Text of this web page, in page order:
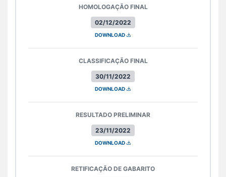
02/12/2022
HOMOLOGAÇÃO FINAL
DOWNLOAD
30/11/2022
CLASSIFICAÇÃO FINAL
DOWNLOAD
23/11/2022
RESULTADO PRELIMINAR
DOWNLOAD
RETIFICAÇÃO DE GABARITO